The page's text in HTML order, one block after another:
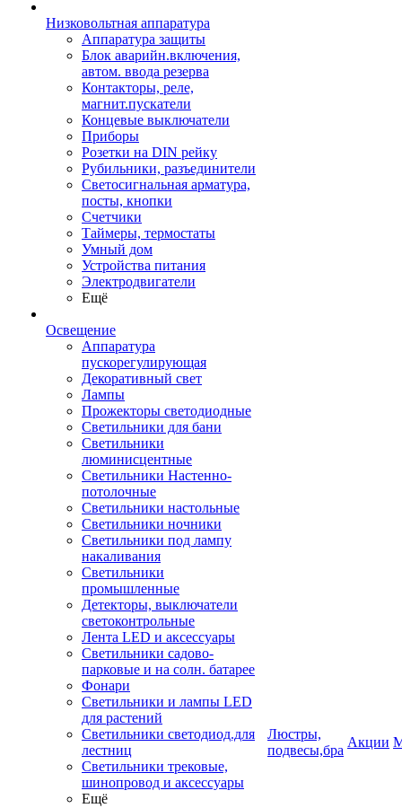
Низковольтная аппаратура
Аппаратура защиты
Блок аварийн.включения,
автом. ввода резерва
Контакторы, реле,
магнит.пускатели
Концевые выключатели
Приборы
Розетки на DIN рейку
Рубильники, разъединители
Светосигнальная арматура,
посты, кнопки
Счетчики
Таймеры, термостаты
Умный дом
Устройства питания
Электродвигатели
Ещё
Освещение
Аппаратура
пускорегулирующая
Декоративный свет
Лампы
Прожекторы светодиодные
Светильники для бани
Светильники
люминисцентные
Светильники Настенно-
потолочные
Светильники настольные
Светильники ночники
Светильники под лампу
накаливания
Светильники
промышленные
Детекторы, выключатели
светоконтрольные
Лента LED и аксессуары
Светильники садово-
парковые и на солн. батарее
Фонари
Светильники и лампы LED
для растений
Светильники светодиод.для
лестниц
Светильники трековые,
шинопровод и аксессуары
Ещё
Люстры,
подвесы,бра
Акции